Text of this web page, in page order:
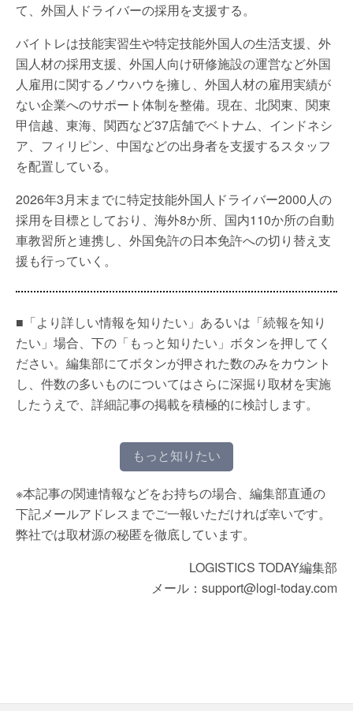
て、外国人ドライバーの採用を支援する。
バイトレは技能実習生や特定技能外国人の生活支援、外
国人材の採用支援、外国人向け研修施設の運営など外国
人雇用に関するノウハウを擁し、外国人材の雇用実績が
ない企業へのサポート体制を整備。現在、北関東、関東
甲信越、東海、関西など37店舗でベトナム、インドネシ
ア、フィリピン、中国などの出身者を支援するスタッフ
を配置している。
2026年3月末までに特定技能外国人ドライバー2000人の
採用を目標としており、海外8か所、国内110か所の自動
車教習所と連携し、外国免許の日本免許への切り替え支
援も行っていく。
■「より詳しい情報を知りたい」あるいは「続報を知り
たい」場合、下の「もっと知りたい」ボタンを押してく
ださい。編集部にてボタンが押された数のみをカウント
し、件数の多いものについてはさらに深掘り取材を実施
したうえで、詳細記事の掲載を積極的に検討します。
もっと知りたい
※本記事の関連情報などをお持ちの場合、編集部直通の
下記メールアドレスまでご一報いただければ幸いです。
弊社では取材源の秘匿を徹底しています。
LOGISTICS TODAY編集部
メール：support@logi-today.com